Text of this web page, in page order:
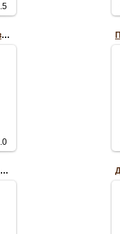
Дизайн подиума для ванной в экостиле
Подиум в кухне - столовой